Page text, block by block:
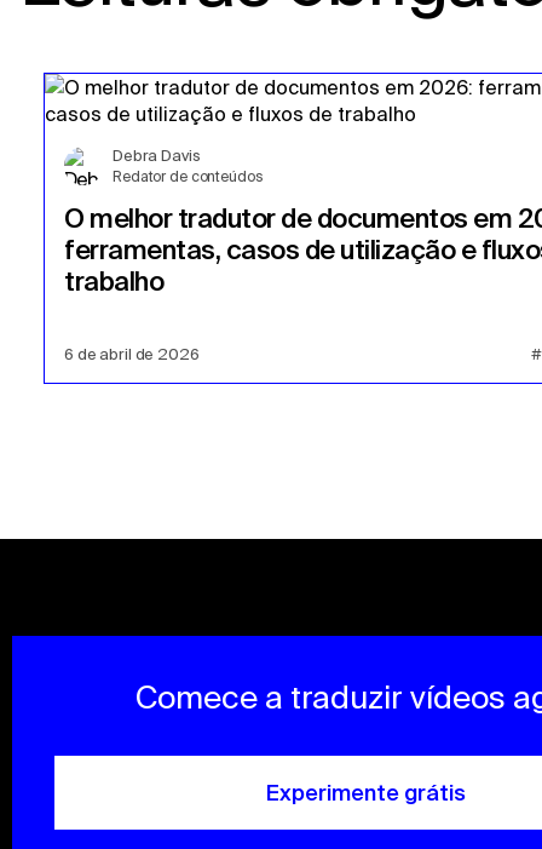
Debra Davis
Redator de conteúdos
O melhor tradutor de documentos em
ferramentas, casos de utilização e
trabalho
6 de abril de 2026
Comece a traduzir vídeos
Experimente grátis